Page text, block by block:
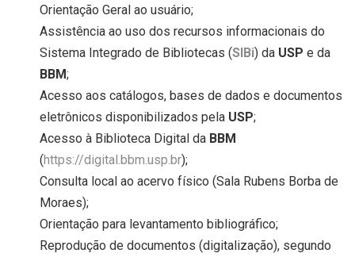
Orientação Geral ao usuário;
Assistência ao uso dos recursos informacionais do
Sistema Integrado de Bibliotecas (SIBi) da USP e da
BBM;
Acesso aos catálogos, bases de dados e documentos
eletrônicos disponibilizados pela USP;
Acesso à Biblioteca Digital da BBM
(https://digital.bbm.usp.br);
Consulta local ao acervo físico (Sala Rubens Borba de
Moraes);
Orientação para levantamento bibliográfico;
Reprodução de documentos (digitalização), segundo